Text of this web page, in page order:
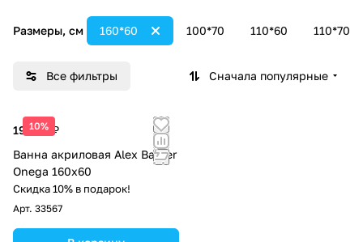
Размеры, см 100*70 110*60 110*70
160*60
Все фильтры Сначала популярные
10%
19 749 ₽
Ванна акриловая Alex Baitler
Onega 160х60
Скидка 10% в подарок!
Арт. 33567